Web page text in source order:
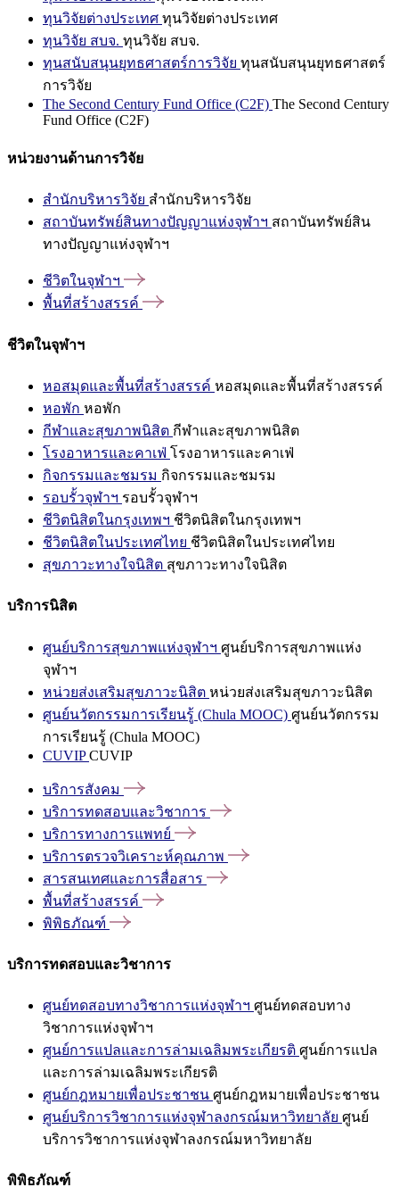
ทุนวิจัยต่างประเทศ ทุนวิจัยต่างประเทศ
ทุนวิจัย สบจ. ทุนวิจัย สบจ.
ทุนสนับสนุนยุทธศาสตร์การวิจัย ทุนสนับสนุนยุทธศาสตร์
การวิจัย
The Second Century Fund Office (C2F) The Second Century
Fund Office (C2F)
หน่วยงานด้านการวิจัย
สำนักบริหารวิจัย สำนักบริหารวิจัย
สถาบันทรัพย์สินทางปัญญาแห่งจุฬาฯ สถาบันทรัพย์สิน
ทางปัญญาแห่งจุฬาฯ
ชีวิตในจุฬาฯ
พื้นที่สร้างสรรค์
ชีวิตในจุฬาฯ
หอสมุดและพื้นที่สร้างสรรค์ หอสมุดและพื้นที่สร้างสรรค์
หอพัก หอพัก
กีฬาและสุขภาพนิสิต กีฬาและสุขภาพนิสิต
โรงอาหารและคาเฟ่ โรงอาหารและคาเฟ่
กิจกรรมและชมรม กิจกรรมและชมรม
รอบรั้วจุฬาฯ รอบรั้วจุฬาฯ
ชีวิตนิสิตในกรุงเทพฯ ชีวิตนิสิตในกรุงเทพฯ
ชีวิตนิสิตในประเทศไทย ชีวิตนิสิตในประเทศไทย
สุขภาวะทางใจนิสิต สุขภาวะทางใจนิสิต
บริการนิสิต
ศูนย์บริการสุขภาพแห่งจุฬาฯ ศูนย์บริการสุขภาพแห่ง
จุฬาฯ
หน่วยส่งเสริมสุขภาวะนิสิต หน่วยส่งเสริมสุขภาวะนิสิต
ศูนย์นวัตกรรมการเรียนรู้ (Chula MOOC) ศูนย์นวัตกรรม
การเรียนรู้ (Chula MOOC)
CUVIPCUVIP
บริการสังคม
บริการทดสอบและวิชาการ
บริการทางการแพทย์
บริการตรวจวิเคราะห์คุณภาพ
สารสนเทศและการสื่อสาร
พื้นที่สร้างสรรค์
พิพิธภัณฑ์
บริการทดสอบและวิชาการ
ศูนย์ทดสอบทางวิชาการแห่งจุฬาฯ ศูนย์ทดสอบทาง
วิชาการแห่งจุฬาฯ
ศูนย์การแปลและการล่ามเฉลิมพระเกียรติ ศูนย์การแปล
และการล่ามเฉลิมพระเกียรติ
ศูนย์กฎหมายเพื่อประชาชน ศูนย์กฎหมายเพื่อประชาชน
ศูนย์บริการวิชาการแห่งจุฬาลงกรณ์มหาวิทยาลัย ศูนย์
บริการวิชาการแห่งจุฬาลงกรณ์มหาวิทยาลัย
พิพิธภัณฑ์